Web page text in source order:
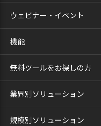
ウェビナー・イベント
機能
無料ツールをお探しの方
業界別ソリューション
規模別ソリューション